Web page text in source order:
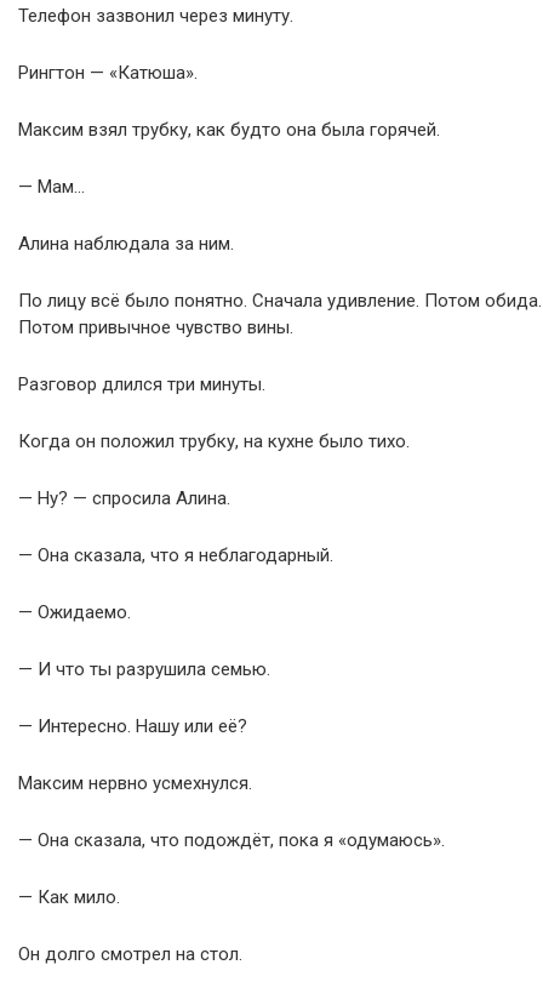
Телефон зазвонил через минуту.
Рингтон — «Катюша».
Максим взял трубку, как будто она была горячей.
— Мам…
Алина наблюдала за ним.
По лицу всё было понятно. Сначала удивление. Потом обида.
Потом привычное чувство вины.
Разговор длился три минуты.
Когда он положил трубку, на кухне было тихо.
— Ну? — спросила Алина.
— Она сказала, что я неблагодарный.
— Ожидаемо.
— И что ты разрушила семью.
— Интересно. Нашу или её?
Максим нервно усмехнулся.
— Она сказала, что подождёт, пока я «одумаюсь».
— Как мило.
Он долго смотрел на стол.